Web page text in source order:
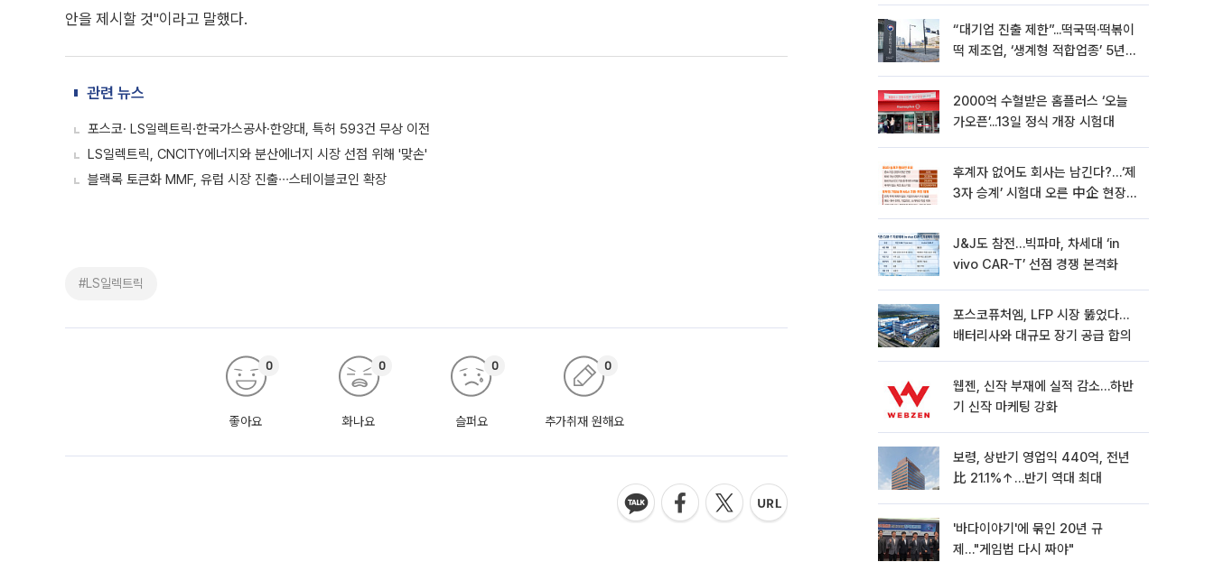
안을 제시할 것"이라고 말했다.
관련 뉴스
포스코· LS일렉트릭·한국가스공사·한양대, 특허 593건 무상 이전
LS일렉트릭, CNCITY에너지와 분산에너지 시장 선점 위해 '맞손'
블랙록 토큰화 MMF, 유럽 시장 진출∙∙∙스테이블코인 확장
#LS일렉트릭
좋아요
0
화나요
0
슬퍼요
0
추가취재 원해요
0
“대기업 진출 제한”...떡국떡·떡볶이
떡 제조업, ‘생계형 적합업종’ 5년
2000억 수혈받은 홈플러스 ‘오늘
가오픈’...13일 정식 개장 시험대
후계자 없어도 회사는 남긴다?…‘제
3자 승계’ 시험대 오른 中企 현장
J&J도 참전…빅파마, 차세대 ‘in
vivo CAR-T’ 선점 경쟁 본격화
포스코퓨처엠, LFP 시장 뚫었다…
배터리사와 대규모 장기 공급 합의
웹젠, 신작 부재에 실적 감소…하반
기 신작 마케팅 강화
보령, 상반기 영업익 440억, 전년
比 21.1%↑…반기 역대 최대
'바다이야기'에 묶인 20년 규
제…"게임법 다시 짜야"